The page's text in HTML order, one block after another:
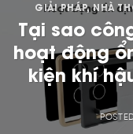
GIẢI PHÁP,NHÀ
Tại sao
hoạt động
kiện khí